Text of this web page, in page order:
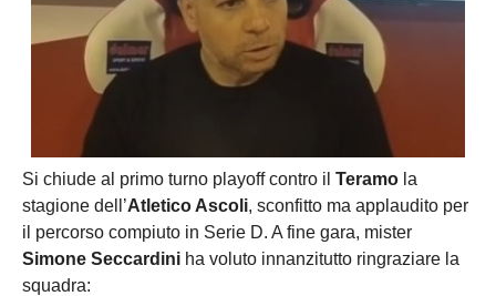
Si chiude al primo turno playoff contro il Teramo la
stagione dell’Atletico Ascoli, sconfitto ma applaudito per
il percorso compiuto in Serie D. A fine gara, mister
Simone Seccardini ha voluto innanzitutto ringraziare la
squadra: